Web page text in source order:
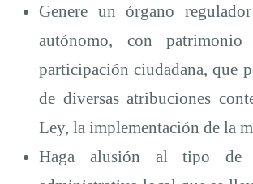
Genere un órgano
autónomo, con
participación ciudadana, que
de diversas atribuciones
Ley, la implementación de la
Haga alusión al tipo de